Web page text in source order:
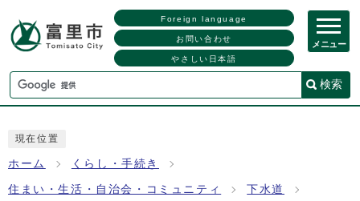
Foreign language
お問い合わせ
やさしい日本語
検索
メニュー
現在位置
ホーム くらし・手続き
住まい・生活・自治会・コミュニティ 下水道